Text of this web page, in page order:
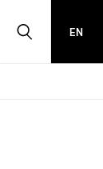
HLEDAT
EN